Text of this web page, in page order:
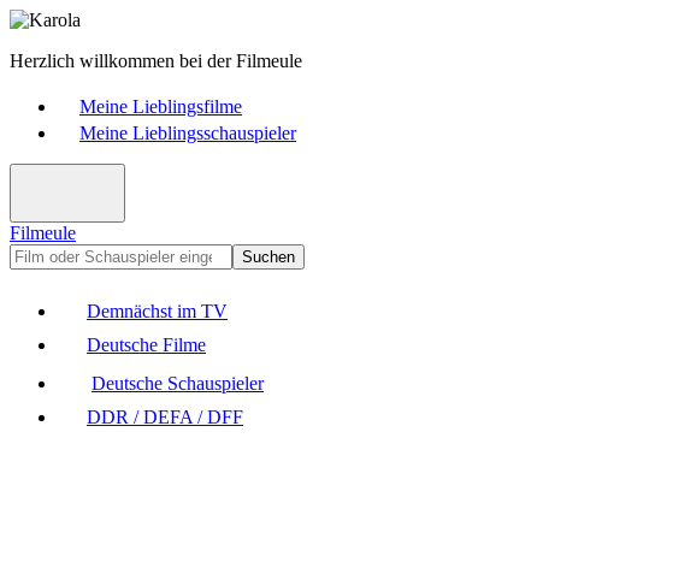
Herzlich willkommen bei der Filmeule
Meine Lieblingsfilme
Meine Lieblingsschauspieler
Filmeule
Suchen
Demnächst im TV
Deutsche Filme
Deutsche Schauspieler
DDR / DEFA / DFF